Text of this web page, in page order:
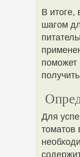
В итоге,
шагом
поможет
Для
томатов